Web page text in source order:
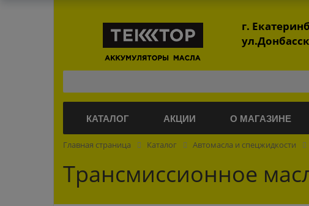
г.
КАТАЛОГ АКЦИИ О МАГАЗИНЕ
Главная страница Каталог Автомасла и спецжидкости
Трансмиссионное